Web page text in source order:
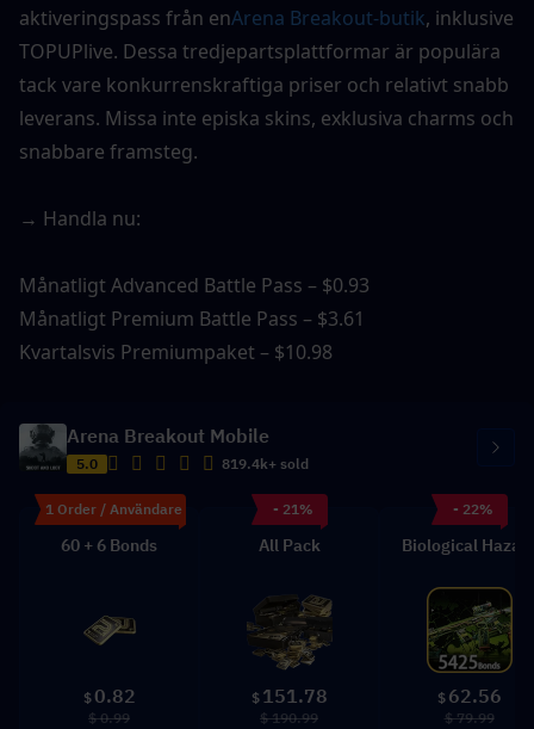
aktiveringspass från enArena Breakout-butik, inklusive
TOPUPlive. Dessa tredjepartsplattformar är populära
tack vare konkurrenskraftiga priser och relativt snabb
leverans. Missa inte episka skins, exklusiva charms och
snabbare framsteg.
→ Handla nu:
Månatligt Advanced Battle Pass – $0.93
Månatligt Premium Battle Pass – $3.61
Kvartalsvis Premiumpaket – $10.98
Arena Breakout Mobile
5.0 819.4k+ sold
1 Order / Användare
60 + 6 Bonds
$ 0.82
$ 0.99
- 21%
All Pack
$ 151.78
$ 190.99
- 22%
Biological
$ 62.56
$ 79.99